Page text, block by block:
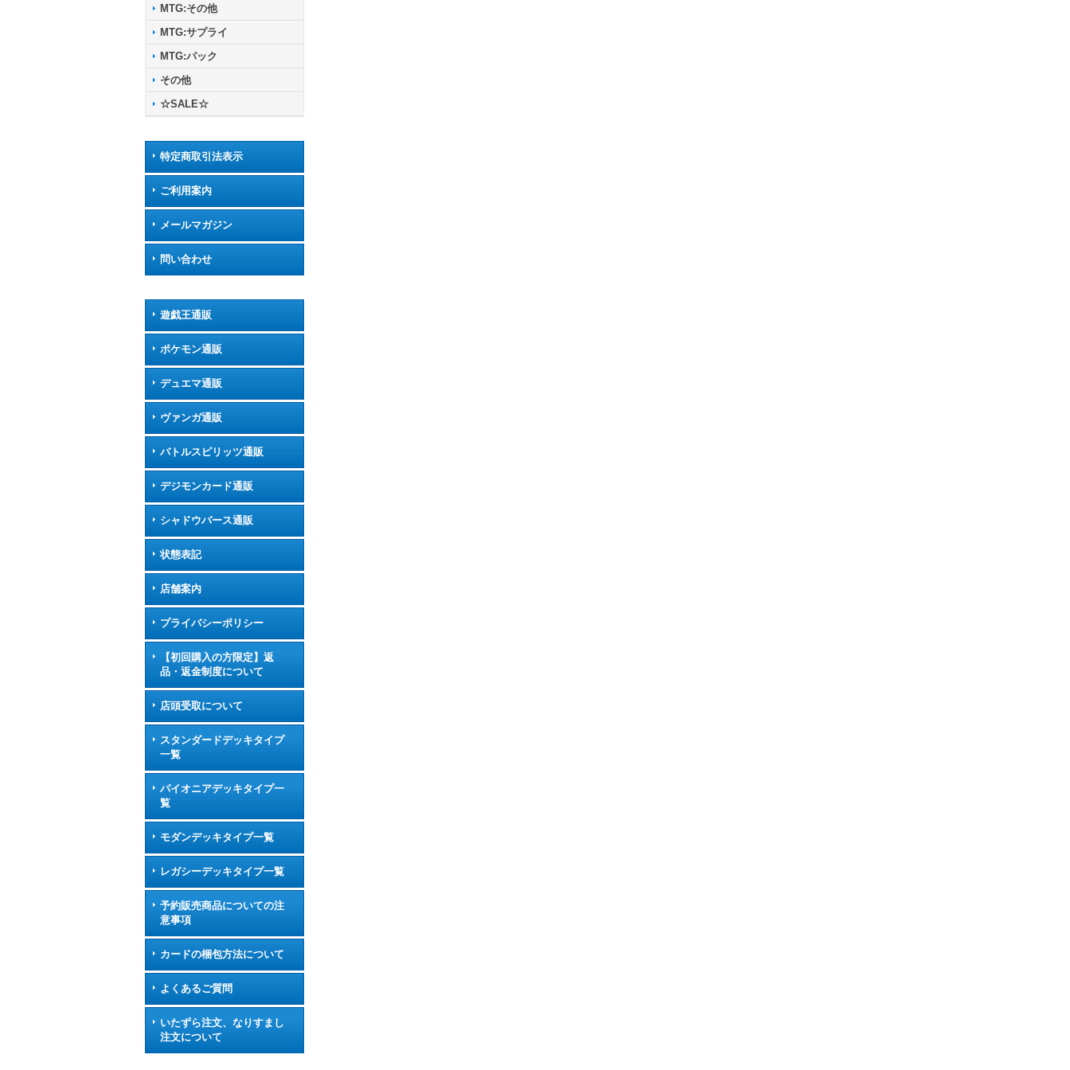
MTG:その他
MTG:サプライ
MTG:パック
その他
☆SALE☆
特定商取引法表示
ご利用案内
メールマガジン
問い合わせ
遊戯王通販
ポケモン通販
デュエマ通販
ヴァンガ通販
バトルスピリッツ通販
デジモンカード通販
シャドウバース通販
状態表記
店舗案内
プライバシーポリシー
【初回購入の方限定】返
品・返金制度について
店頭受取について
スタンダードデッキタイプ
一覧
パイオニアデッキタイプ一
覧
モダンデッキタイプ一覧
レガシーデッキタイプ一覧
予約販売商品についての注
意事項
カードの梱包方法について
よくあるご質問
いたずら注文、なりすまし
注文について